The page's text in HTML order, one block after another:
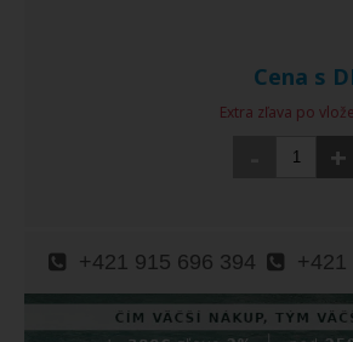
Cena s
Extra zľava po
+
+421 915 696 394 +421